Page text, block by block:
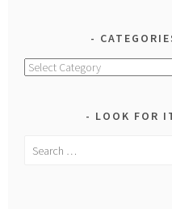
Categories
LOOK FOR
Search